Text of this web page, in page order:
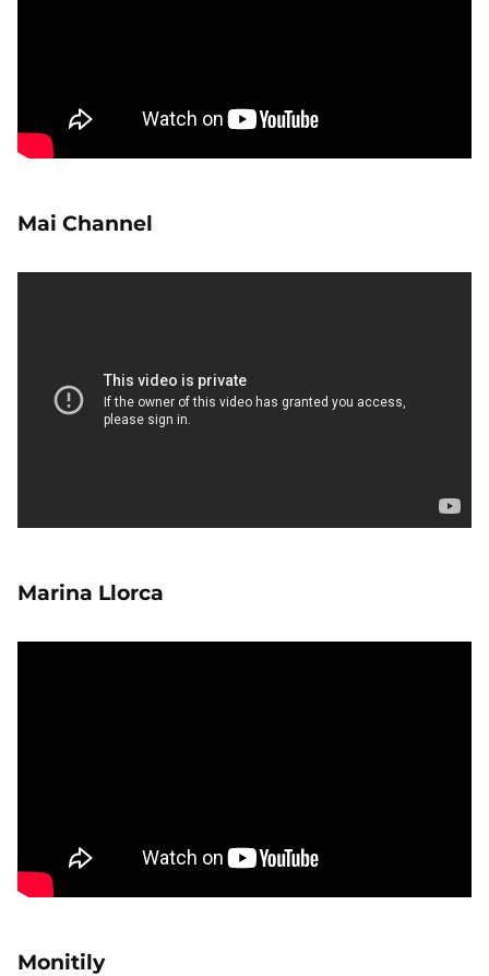
Mai Channel
Marina Llorca
Monitily